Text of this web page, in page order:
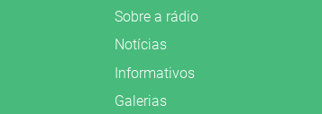
Sobre a rádio
Notícias
Informativos
Galerias